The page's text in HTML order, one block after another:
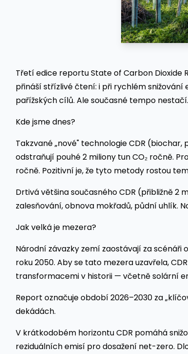
Třetí edice reportu State of Carbon Dioxide
přináší střízlivé čtení: i při rychlém
pařížských cílů. Ale současné tempo nestačí.
Kde jsme dnes?
Takzvané „nové" technologie CDR
odstraňují pouhé 2 miliony tun CO₂ ročně.
ročně. Pozitivní je, že tyto metody rostou
Drtivá většina současného CDR (přibližně
zalesňování, obnova mokřadů, půdní uhlík.
Jak velká je mezera?
Národní závazky zemí zaostávají za scénáři
roku 2050. Aby se tato mezera uzavřela,
transformacemi v historii — včetně solární
Report označuje období 2026–2030 za
dekádách.
V krátkodobém horizontu CDR pomáhá
reziduálních emisí pro dosažení net-zero.